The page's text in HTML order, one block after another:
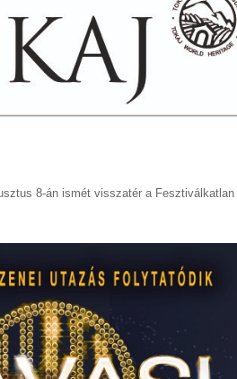
8-án ismét visszatér a Fesztiválkatlan